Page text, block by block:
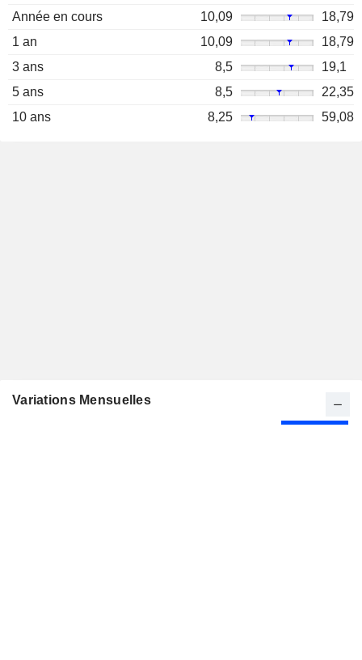
Année en cours
10,09
18,79
1 an
10,09
18,79
3 ans
8,5
19,1
5 ans
8,5
22,35
10 ans
8,25 59,08
Variations Mensuelles